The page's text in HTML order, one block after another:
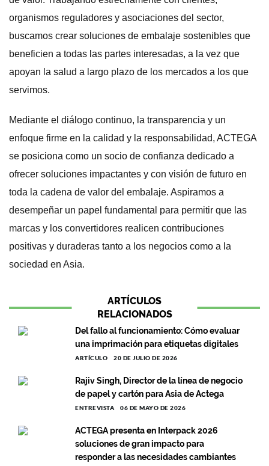
organismos reguladores y asociaciones del sector,
buscamos crear soluciones de embalaje sostenibles que
beneficien a todas las partes interesadas, a la vez que
apoyan la salud a largo plazo de los mercados a los que
servimos.
Mediante el diálogo continuo, la transparencia y un
enfoque firme en la calidad y la responsabilidad, ACTEGA
se posiciona como un socio de confianza dedicado a
ofrecer soluciones impactantes y con visión de futuro en
toda la cadena de valor del embalaje. Aspiramos a
desempeñar un papel fundamental para permitir que las
marcas y los convertidores realicen contribuciones
positivas y duraderas tanto a los negocios como a la
sociedad en Asia.
ARTÍCULOS
RELACIONADOS
Del fallo al funcionamiento: Cómo evaluar
una imprimación para etiquetas digitales
ARTÍCULO 20 DE JULIO DE 2026
Rajiv Singh, Director de la línea de negocio
de papel y cartón para Asia de Actega
ENTREVISTA 06 DE MAYO DE 2026
ACTEGA presenta en Interpack 2026
soluciones de gran impacto para
responder a las necesidades cambiantes